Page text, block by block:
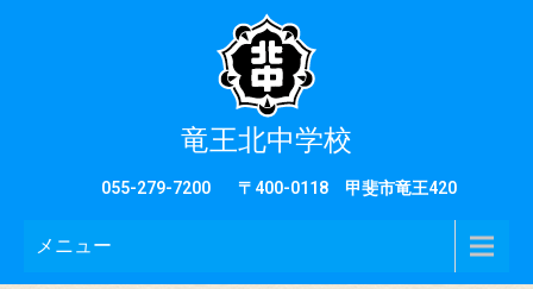
竜王北中学校
055-279-7200 〒400-0118 甲斐市竜王420
メニュー